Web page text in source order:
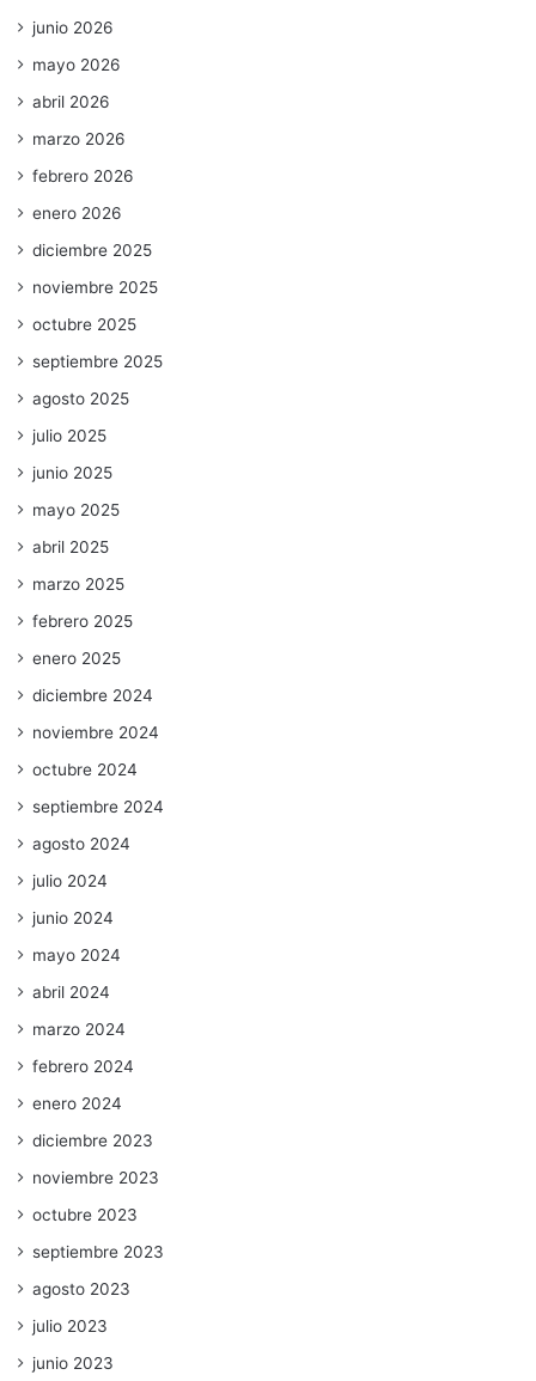
junio 2026
mayo 2026
abril 2026
marzo 2026
febrero 2026
enero 2026
diciembre 2025
noviembre 2025
octubre 2025
septiembre 2025
agosto 2025
julio 2025
junio 2025
mayo 2025
abril 2025
marzo 2025
febrero 2025
enero 2025
diciembre 2024
noviembre 2024
octubre 2024
septiembre 2024
agosto 2024
julio 2024
junio 2024
mayo 2024
abril 2024
marzo 2024
febrero 2024
enero 2024
diciembre 2023
noviembre 2023
octubre 2023
septiembre 2023
agosto 2023
julio 2023
junio 2023